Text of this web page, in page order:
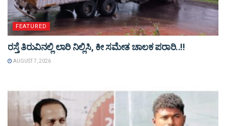
FEATURED
ರಸ್ತೆ ತಿರುವಿನಲ್ಲಿ ಲಾರಿ ನಿಲ್ಲಿಸಿ, ಕೀ ಸಮೇತ ಚಾಲಕ ಪರಾರಿ..!!
AUGUST 7, 2026